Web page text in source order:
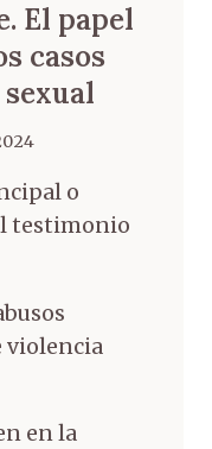
El papel
casos
o
testimonio
violencia
en la